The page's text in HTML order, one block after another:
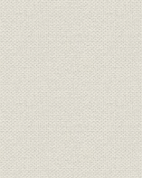
死亡率
死亡率
死亡率
死亡率